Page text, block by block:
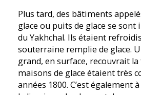
Plus tard, des bâtiments
glace ou puits de glace se sont
du Yakhchal. Ils étaient
souterraine remplie de glace.
grand, en surface, recouvrait la
maisons de glace étaient très
années 1800. C’est également